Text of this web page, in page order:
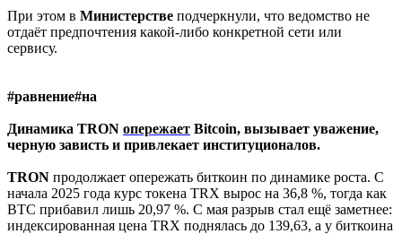
При этом в Министерстве подчеркнули, что ведомство не
отдаёт предпочтения какой-либо конкретной сети или
сервису.
#равнение#на
Динамика TRON опережает Bitcoin, вызывает уважение,
черную зависть и привлекает институционалов.
TRON продолжает опережать биткоин по динамике роста. С
начала 2025 года курс токена TRX вырос на 36,8 %, тогда как
BTC прибавил лишь 20,97 %. С мая разрыв стал ещё заметнее:
индексированная цена TRX поднялась до 139,63, а у биткоина